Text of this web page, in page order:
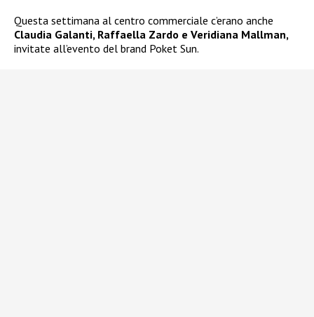
Questa settimana al centro commerciale c’erano anche
Claudia Galanti, Raffaella Zardo e Veridiana Mallman,
invitate all’evento del brand Poket Sun.